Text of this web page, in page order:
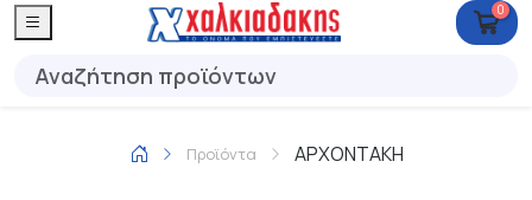
0
Προϊόντα ΑΡΧΟΝΤΑΚΗ